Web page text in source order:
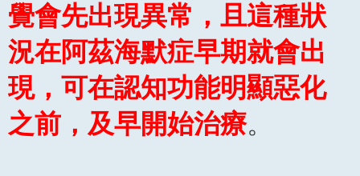
覺會先出現異常，且這種狀
況在阿茲海默症早期就會出
現，可在認知功能明顯惡化
之前，及早開始治療。